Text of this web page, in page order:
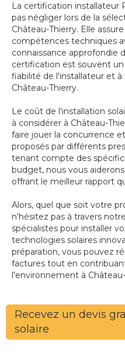
La certification installateur
pas négliger lors de la
Château-Thierry. Elle
compétences techniques
connaissance approfondie
certification est souvent
fiabilité de l'installateur et à
Château-Thierry.
Le coût de l'installation
à considérer à Château-
faire jouer la concurrence
proposés par différents
tenant compte des
budget, nous vous
offrant le meilleur rapport
Alors, quel que soit votre
n'hésitez pas à travers
spécialistes pour installer
technologies solaires
préparation, vous pouvez
factures tout en
l'environnement à
Recevez un devis
solaire